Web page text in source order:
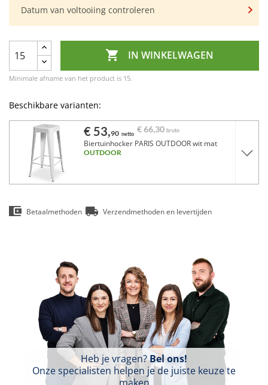
Datum van voltooiing controleren
 IN WINKELWAGEN
Minimale afname van het product is 15.
Beschikbare varianten:
€ 53,90 netto € 66,30 bruto
Biertuinhocker PARIS OUTDOOR wit mat
OUTDOOR
Betaalmethoden Verzendmethoden en levertijden
Heb je vragen?Bel ons!
Onze specialisten helpen je de juiste keuze te
maken